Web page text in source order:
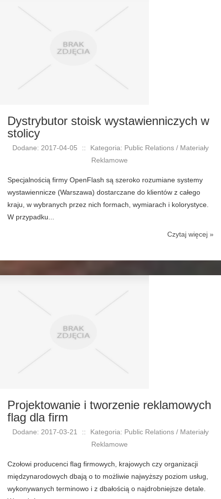
Dystrybutor stoisk wystawienniczych w
stolicy
Dodane: 2017-04-05 ::
Kategoria: Public Relations / Materiały
Reklamowe
Specjalnością firmy OpenFlash są szeroko rozumiane systemy
wystawiennicze (Warszawa) dostarczane do klientów z całego
kraju, w wybranych przez nich formach, wymiarach i kolorystyce.
W przypadku...
Czytaj więcej »
Projektowanie i tworzenie reklamowych
flag dla firm
Dodane: 2017-03-21 ::
Kategoria: Public Relations / Materiały
Reklamowe
Czołowi producenci flag firmowych, krajowych czy organizacji
międzynarodowych dbają o to możliwie najwyższy poziom usług,
wykonywanych terminowo i z dbałością o najdrobniejsze detale.